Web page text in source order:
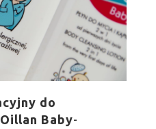
do
Baby-